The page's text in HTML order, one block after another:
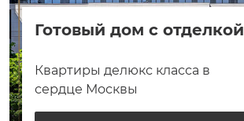
Готовый дом с отделкой
Квартиры делюкс класса в
сердце Москвы